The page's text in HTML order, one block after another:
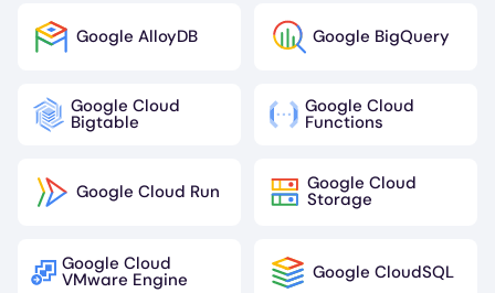
ImageGoogle AlloyDB ImageGoogle BigQuery
Image
Google Cloud
Bigtable Image
Google Cloud
Functions
ImageGoogle Cloud Run Image
Google Cloud
Storage
Image
Google Cloud
VMware Engine ImageGoogle CloudSQL